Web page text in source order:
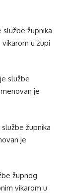
službe župnika
u župi
službe
je
župnika
je
župnog
vikarom u